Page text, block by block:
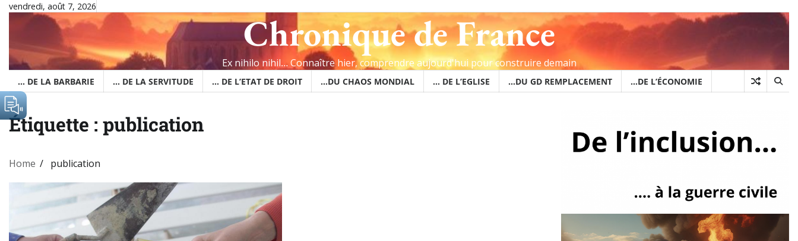
Skipvendredi, août 7, 2026
Chronique de France
Ex nihilo nihil… Connaître hier, comprendre aujourd'hui pour construire demain
… DE LA BARBARIE … DE LA SERVITUDE … DE L’ETAT DE DROIT …DU CHAOS MONDIAL … DE L’EGLISE …DU GD REMPLACEMENT …DE L’ÉCONOMIE
Étiquette : publication
Home publication